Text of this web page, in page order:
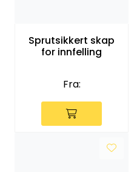
Sprutsikkert skap
for innfelling
Fra:
Teknisk rom
Planfront radiatorer